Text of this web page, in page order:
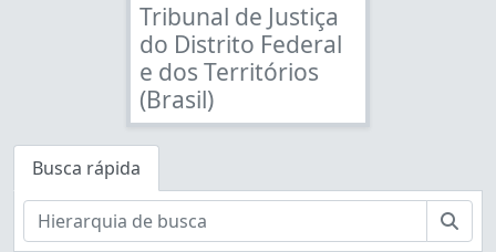
Tribunal de Justiça
do Distrito Federal
e dos Territórios
(Brasil)
Busca rápida